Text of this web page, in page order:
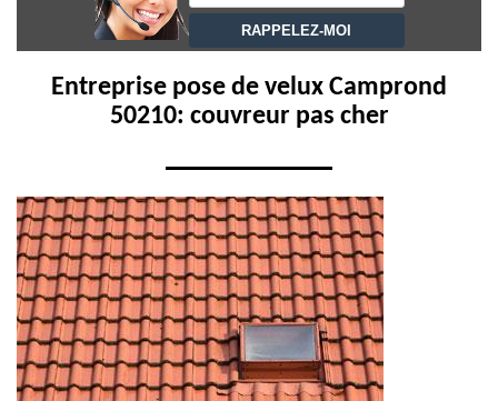
Entreprise pose de velux Camprond
50210: couvreur pas cher